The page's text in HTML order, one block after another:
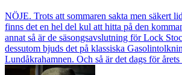
NÖJE. Trots att sommaren sakta men säkert
finns det en hel del kul att hitta på den
annat så är de säsongsavslutning för Lock
dessutom bjuds det på klassiska
Lundåkrahamnen. Och så är det dags för